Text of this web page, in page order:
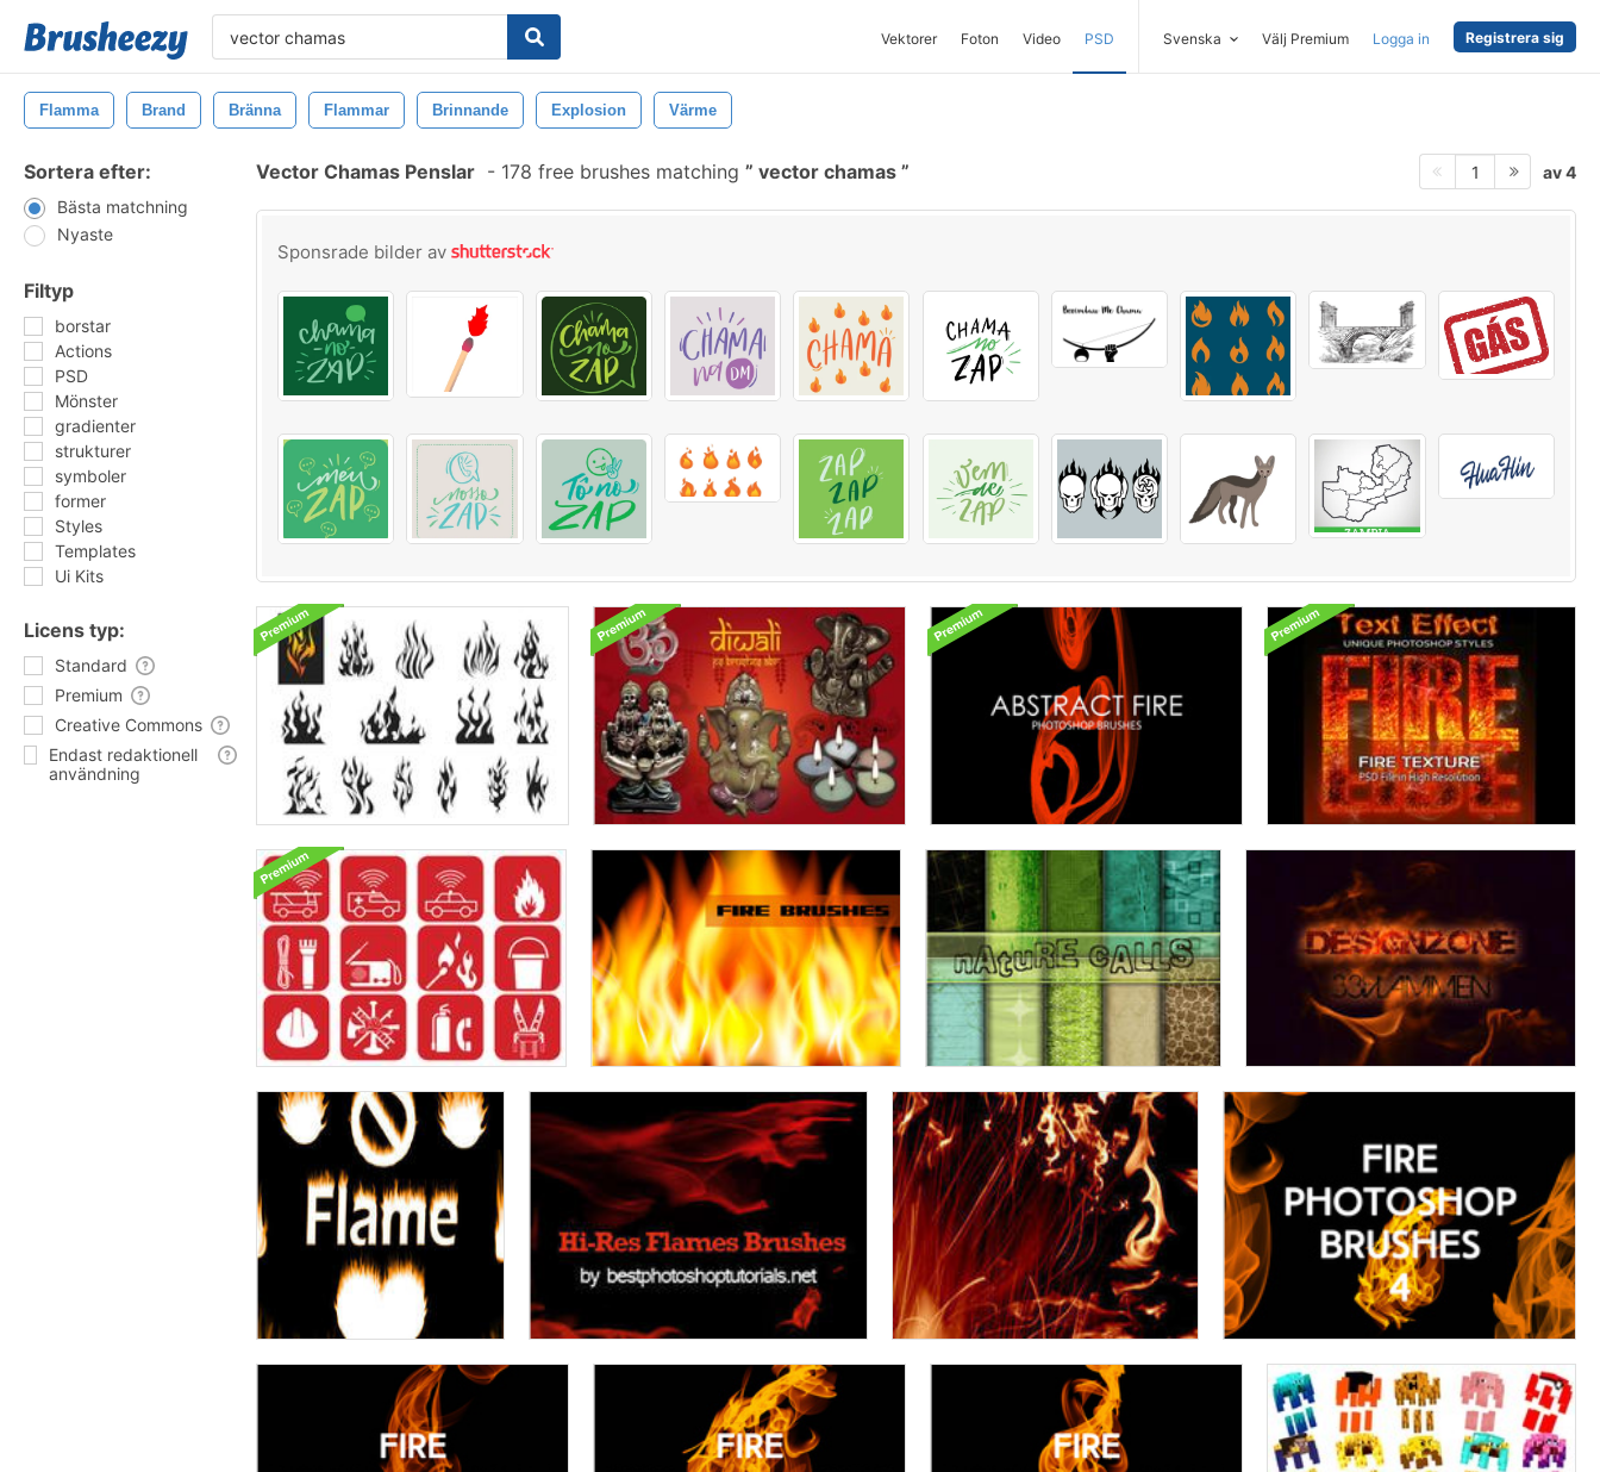
Vektorer Foton Video PSD Svenska Välj Premium Logga in Registrera sig
Flamma Brand Bränna Flammar Brinnande Explosion Värme
Sortera efter:
Bästa matchning
Nyaste
Filtyp
borstar
Actions
PSD
Mönster
gradienter
strukturer
symboler
former
Styles
Templates
Ui Kits
Licens typ:
Standard
Premium
Creative Commons
Endast redaktionell
användning
Vector Chamas Penslar - 178 free brushes matching vector chamas 1 av 4
Sponsrade bilder av